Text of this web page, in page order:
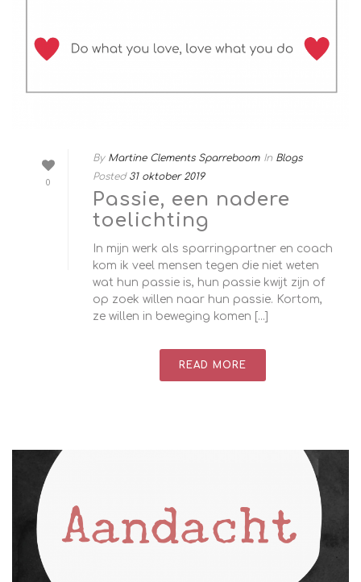
0
By Martine Clements Sparreboom In Blogs
Posted 31 oktober 2019
Passie, een nadere
toelichting
In mijn werk als sparringpartner en coach
kom ik veel mensen tegen die niet weten
wat hun passie is, hun passie kwijt zijn of
op zoek willen naar hun passie. Kortom,
ze willen in beweging komen [...]
READ MORE